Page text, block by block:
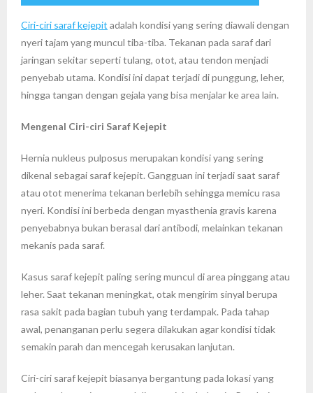
Ciri-ciri saraf kejepit adalah kondisi yang sering diawali dengan
nyeri tajam yang muncul tiba-tiba. Tekanan pada saraf dari
jaringan sekitar seperti tulang, otot, atau tendon menjadi
penyebab utama. Kondisi ini dapat terjadi di punggung, leher,
hingga tangan dengan gejala yang bisa menjalar ke area lain.
Mengenal Ciri-ciri Saraf Kejepit
Hernia nukleus pulposus merupakan kondisi yang sering
dikenal sebagai saraf kejepit. Gangguan ini terjadi saat saraf
atau otot menerima tekanan berlebih sehingga memicu rasa
nyeri. Kondisi ini berbeda dengan myasthenia gravis karena
penyebabnya bukan berasal dari antibodi, melainkan tekanan
mekanis pada saraf.
Kasus saraf kejepit paling sering muncul di area pinggang atau
leher. Saat tekanan meningkat, otak mengirim sinyal berupa
rasa sakit pada bagian tubuh yang terdampak. Pada tahap
awal, penanganan perlu segera dilakukan agar kondisi tidak
semakin parah dan mencegah kerusakan lanjutan.
Ciri-ciri saraf kejepit biasanya bergantung pada lokasi yang